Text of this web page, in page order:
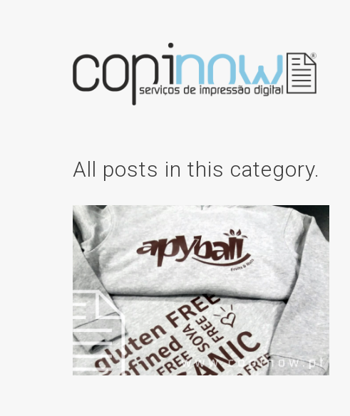
All posts in this category.
ESTAMPAGEM DE T-
SHIRTS: FLEX E
TRANSFER